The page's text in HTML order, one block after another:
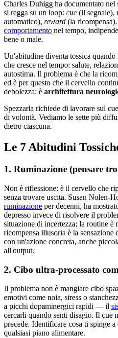
Charles Duhigg ha documentato
si regga su un loop: cue (il segnale),
automatico), reward (la
comportamento nel tempo,
bene o male.
Un'abitudine diventa tossica
che cresce nel tempo: salute,
autostima. Il problema è che la
ed è per questo che il cervello
debolezza: è architettura
Spezzarla richiede di lavorare sul
di volontà. Vediamo le sette più
dietro ciascuna.
Le 7 Abitudini
1. Ruminazione (pensare
Non è riflessione: è il cervello che
senza trovare uscita. Susan Nolen-
ruminazione per decenni, ha
depresso invece di risolvere il
situazione di incertezza; la routine
ricompensa illusoria è la
con un'azione concreta, anche
all'output.
2. Cibo ultra-processato
Il problema non è mangiare cibo
emotivi come noia, stress o
a picchi dopaminergici rapidi — il
cercarli quando senti disagio. Il cue
precede. Identificare cosa ti spinge
qualsiasi piano alimentare.